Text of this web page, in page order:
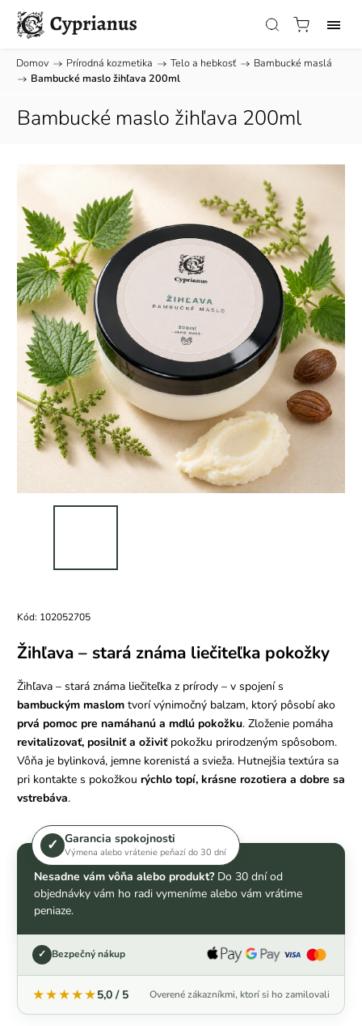
Domov / Prírodná kozmetika / Telo a hebkosť /
Bambucké maslá
/
Bambucké maslo žihľava 200ml
Bambucké maslo žihľava 200ml
Kód: 102052705
Žihľava – stará známa liečiteľka pokožky
Žihľava – stará známa liečiteľka z prírody – v spojení s
bambuckým maslom tvorí výnimočný balzam, ktorý pôsobí ako
prvá pomoc pre namáhanú a mdlú pokožku. Zloženie pomáha
revitalizovať, posilniť a oživiťpokožku prirodzeným spôsobom.
Vôňa je bylinková, jemne korenistá a svieža. Hutnejšia textúra sa
pri kontakte s pokožkou rýchlo topí, krásne rozotiera a dobre sa
vstrebáva.
✓ Garancia spokojnosti
Výmena alebo vrátenie peňazí do 30 dní
Nesadne vám vôňa alebo produkt?Do 30 dní od
objednávky vám ho radi vymeníme alebo vám vrátime
peniaze.
✓ Bezpečný nákup
★★★★★5,0 / 5 Overené zákazníkmi, ktorí si ho zamilovali